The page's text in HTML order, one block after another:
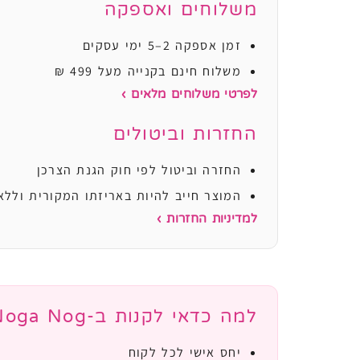
משלוחים ואספקה
זמן אספקה 2–5 ימי עסקים
משלוח חינם בקנייה מעל 499 ₪
לפרטי משלוחים מלאים ›
החזרות וביטולים
החזרה וביטול לפי חוק הגנת הצרכן
המוצר חייב להיות באריזתו המקורית
למדיניות החזרות ›
למה כדאי לקנות ב-Noga Nog?
יחס אישי לכל לקוח